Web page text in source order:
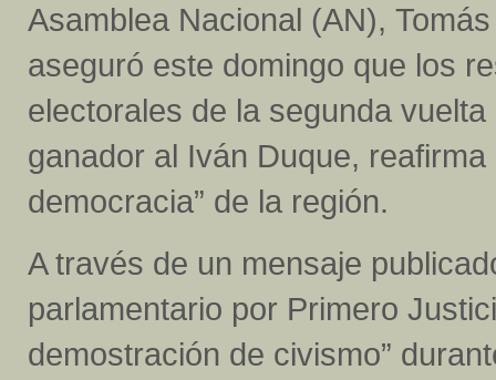
Asamblea Nacional (AN),
aseguró este domingo que los
electorales de la segunda
ganador al Iván Duque,
democracia” de la región.
A través de un mensaje
parlamentario por Primero
demostración de civismo”